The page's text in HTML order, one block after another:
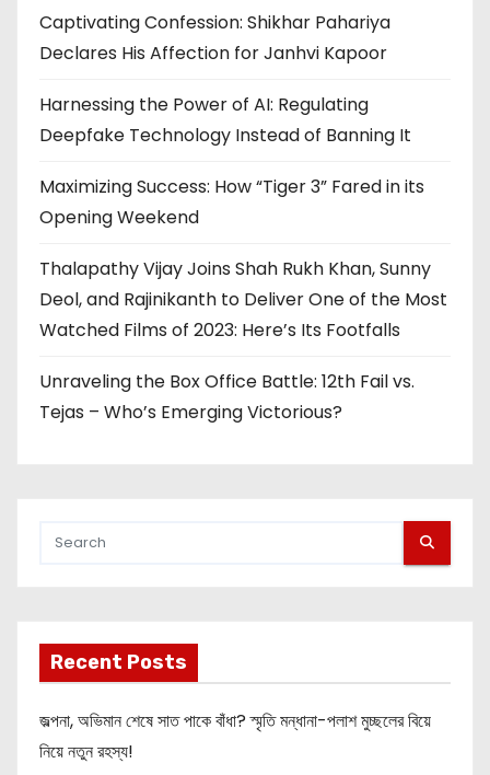
Captivating Confession: Shikhar Pahariya
Declares His Affection for Janhvi Kapoor
Harnessing the Power of AI: Regulating
Deepfake Technology Instead of Banning It
Maximizing Success: How “Tiger 3” Fared in its
Opening Weekend
Thalapathy Vijay Joins Shah Rukh Khan, Sunny
Deol, and Rajinikanth to Deliver One of the Most
Watched Films of 2023: Here’s Its Footfalls
Unraveling the Box Office Battle: 12th Fail vs.
Tejas – Who’s Emerging Victorious?
Recent Posts
জল্পনা, অভিমান শেষে সাত পাকে বাঁধা? স্মৃতি মন্ধানা-পলাশ মুচ্ছলের বিয়ে
নিয়ে নতুন রহস্য!